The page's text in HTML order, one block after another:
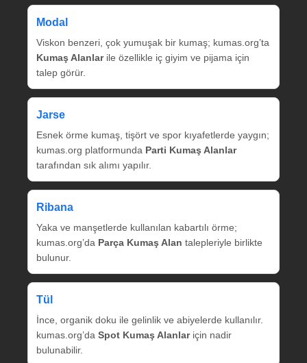
Modal
Viskon benzeri, çok yumuşak bir kumaş; kumas.org’ta
Kumaş Alanlarile özellikle iç giyim ve pijama için
talep görür.
Jarse
Esnek örme kumaş, tişört ve spor kıyafetlerde yaygın;
kumas.org platformunda Parti Kumaş Alanlar
tarafından sık alımı yapılır.
Ribana
Yaka ve manşetlerde kullanılan kabartılı örme;
kumas.org’da Parça Kumaş Alan talepleriyle birlikte
bulunur.
Tül
İnce, organik doku ile gelinlik ve abiyelerde kullanılır.
kumas.org’da Spot Kumaş Alanlariçin nadir
bulunabilir.